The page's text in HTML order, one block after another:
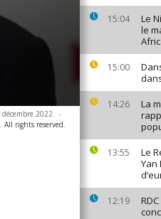
15:04
Le
le
15:00
14:26
La
13:55
Le
Yan
12:19
2022. -
All rights reserved.